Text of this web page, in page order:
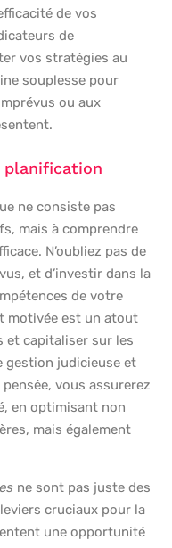
de vos
de
vos stratégies au
souplesse pour
ou aux
planification
ne consiste pas
mais à comprendre
N’oubliez pas de
et d’investir dans la
de votre
motivée est un atout
et capitaliser sur les
gestion judicieuse et
vous assurerez
en optimisant non
mais également
ne sont pas juste des
cruciaux pour la
une opportunité